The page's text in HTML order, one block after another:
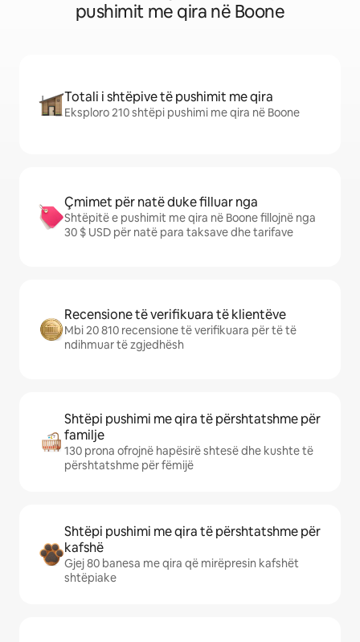
pushimit me qira në Boone
Totali i shtëpive të pushimit me qira
Eksploro 210 shtëpi pushimi me qira në Boone
Çmimet për natë duke filluar nga
Shtëpitë e pushimit me qira në Boone fillojnë nga
30 $ USD për natë para taksave dhe tarifave
Recensione të verifikuara të klientëve
Mbi 20 810 recensione të verifikuara për të të
ndihmuar të zgjedhësh
Shtëpi pushimi me qira të përshtatshme për
familje
130 prona ofrojnë hapësirë shtesë dhe kushte të
përshtatshme për fëmijë
Shtëpi pushimi me qira të përshtatshme për
kafshë
Gjej 80 banesa me qira që mirëpresin kafshët
shtëpiake